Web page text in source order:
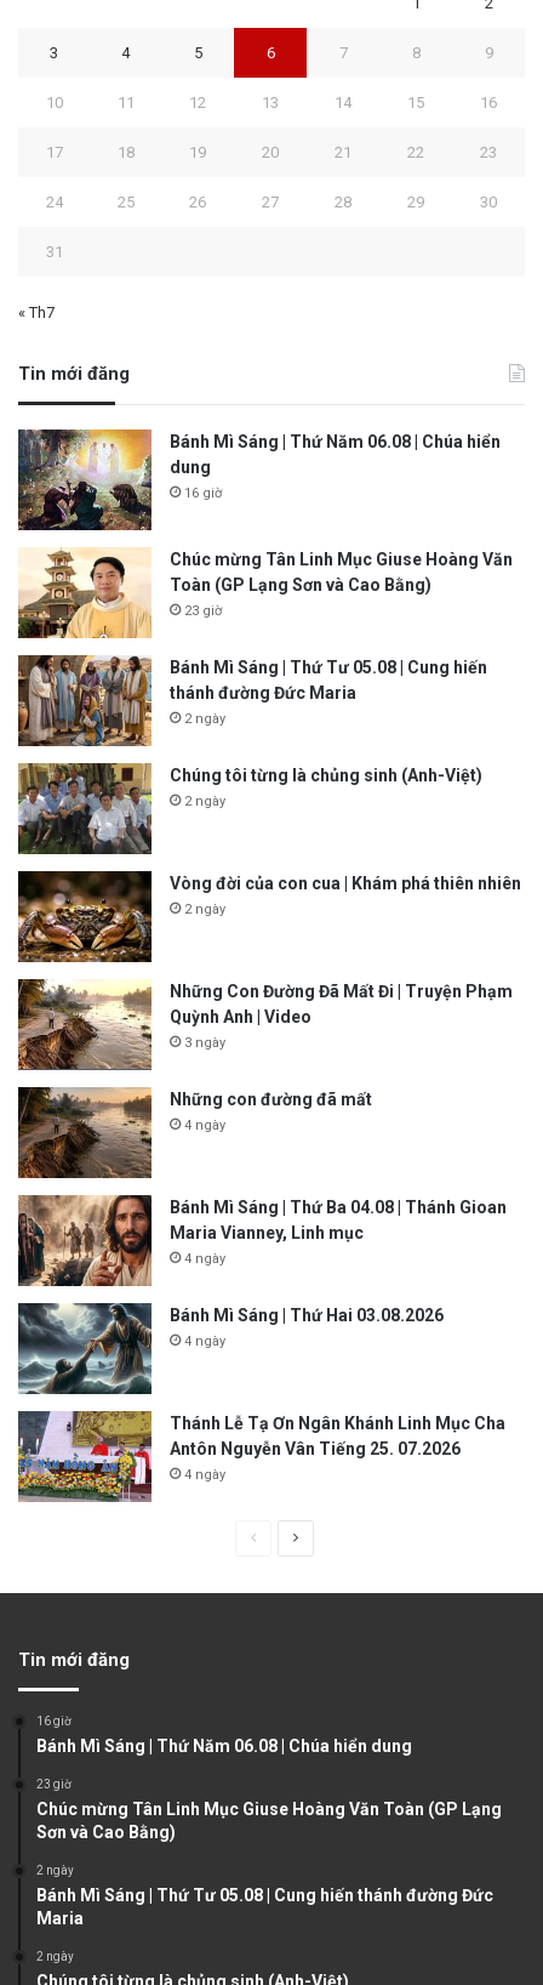
3 4 5 6 7 8 9
10 11 12 13 14 15 16
17 18 19 20 21 22 23
24 25 26 27 28 29 30
31
« Th7
Tin mới đăng
Bánh Mì Sáng | Thứ Năm 06.08 | Chúa hiển
dung
16 giờ
Chúc mừng Tân Linh Mục Giuse Hoàng Văn
Toàn (GP Lạng Sơn và Cao Bằng)
23 giờ
Bánh Mì Sáng | Thứ Tư 05.08 | Cung hiến
thánh đường Đức Maria
2 ngày
Chúng tôi từng là chủng sinh (Anh-Việt)
2 ngày
Vòng đời của con cua | Khám phá thiên nhiên
2 ngày
Những Con Đường Đã Mất Đi | Truyện Phạm
Quỳnh Anh | Video
3 ngày
Những con đường đã mất
4 ngày
Bánh Mì Sáng | Thứ Ba 04.08 | Thánh Gioan
Maria Vianney, Linh mục
4 ngày
Bánh Mì Sáng | Thứ Hai 03.08.2026
4 ngày
Thánh Lễ Tạ Ơn Ngân Khánh Linh Mục Cha
Antôn Nguyễn Vân Tiếng 25. 07.2026
4 ngày
u
p
g
Tin mới đăng
16 giờ
Bánh Mì Sáng | Thứ Năm 06.08 | Chúa hiển dung
23 giờ
Chúc mừng Tân Linh Mục Giuse Hoàng Văn Toàn (GP Lạng
Sơn và Cao Bằng)
2 ngày
Bánh Mì Sáng | Thứ Tư 05.08 | Cung hiến thánh đường Đức
Maria
2 ngày